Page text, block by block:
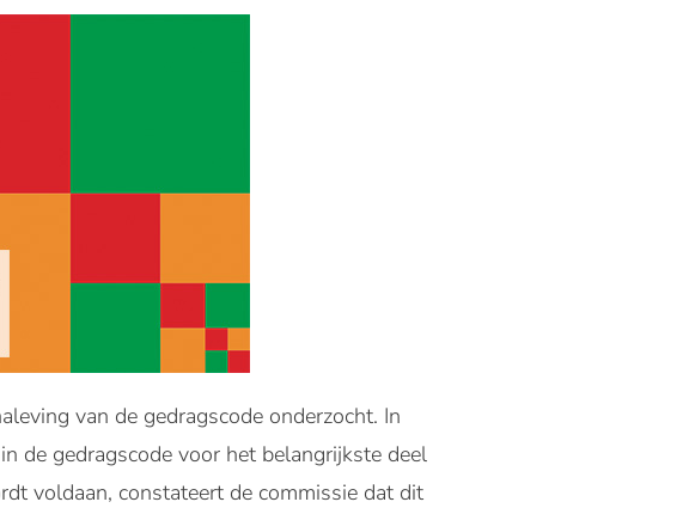
van de gedragscode onderzocht. In
de gedragscode voor het belangrijkste deel
voldaan, constateert de commissie dat dit